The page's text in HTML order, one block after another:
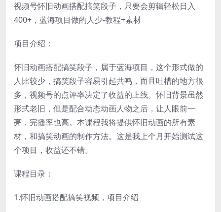
视频号怀旧动画搭配搞笑段子，只要会剪辑轻松日入
400+，蓝海项目做的人少-教程+素材
项目介绍：
怀旧动画搭配搞笑段子，属于蓝海项目，这个形式做的
人比较少，搞笑段子容易引起共鸣，而且吐槽的地方很
多，视频号的点评率决定了收益的上线。怀旧背景虽然
形式老旧，但是配合动态动画人物之后，让人眼前一
亮，完播率也高。本课程我将提供怀旧动画的所有素
材，和搞笑动画的制作方法。这是我上个月开始测试这
个项目，收益还不错。
课程目录：
1.怀旧动画搭配搞笑视频，项目介绍